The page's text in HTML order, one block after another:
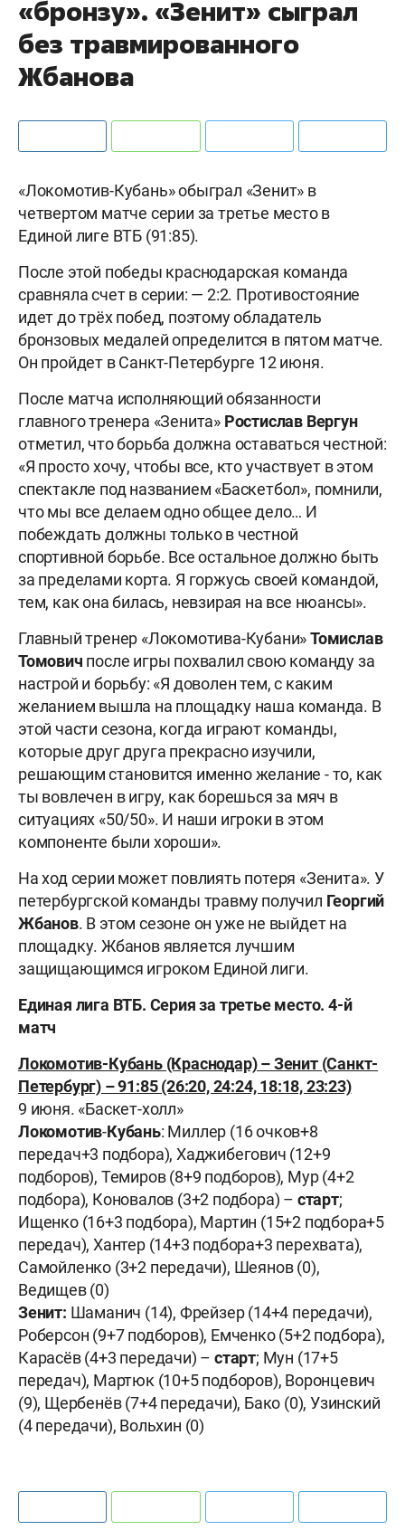
«бронзу». «Зенит» сыграл
без травмированного
Жбанова
«Локомотив-Кубань» обыграл «Зенит» в
четвертом матче серии за третье место в
Единой лиге ВТБ (91:85).
После этой победы краснодарская команда
сравняла счет в серии: — 2:2. Противостояние
идет до трёх побед, поэтому обладатель
бронзовых медалей определится в пятом матче.
Он пройдет в Санкт-Петербурге 12 июня.
После матча исполняющий обязанности
главного тренера «Зенита» Ростислав Вергун
отметил, что борьба должна оставаться честной:
«Я просто хочу, чтобы все, кто участвует в этом
спектакле под названием «Баскетбол», помнили,
что мы все делаем одно общее дело… И
побеждать должны только в честной
спортивной борьбе. Все остальное должно быть
за пределами корта. Я горжусь своей командой,
тем, как она билась, невзирая на все нюансы».
Главный тренер «Локомотива-Кубани»Томислав
Томович после игры похвалил свою команду за
настрой и борьбу: «Я доволен тем, с каким
желанием вышла на площадку наша команда. В
этой части сезона, когда играют команды,
которые друг друга прекрасно изучили,
решающим становится именно желание - то, как
ты вовлечен в игру, как борешься за мяч в
ситуациях «50/50». И наши игроки в этом
компоненте были хороши».
На ход серии может повлиять потеря «Зенита». У
петербургской команды травму получил Георгий
Жбанов. В этом сезоне он уже не выйдет на
площадку. Жбанов является лучшим
защищающимся игроком Единой лиги.
Единая лига ВТБ. Серия за третье место. 4-й
матч
Локомотив-Кубань (Краснодар) – Зенит (Санкт-
Петербург) – 91:85 (26:20, 24:24, 18:18, 23:23)
9 июня. «Баскет-холл»
Локомотив-Кубань: Миллер (16 очков+8
передач+3 подбора), Хаджибегович (12+9
подборов), Темиров (8+9 подборов), Мур (4+2
подбора), Коновалов (3+2 подбора) – старт;
Ищенко (16+3 подбора), Мартин (15+2 подбора+5
передач), Хантер (14+3 подбора+3 перехвата),
Самойленко (3+2 передачи), Шеянов (0),
Ведищев (0)
Зенит: Шаманич (14), Фрейзер (14+4 передачи),
Роберсон (9+7 подборов), Емченко (5+2 подбора),
Карасёв (4+3 передачи) – старт; Мун (17+5
передач), Мартюк (10+5 подборов), Воронцевич
(9), Щербенёв (7+4 передачи), Бако (0), Узинский
(4 передачи), Вольхин (0)